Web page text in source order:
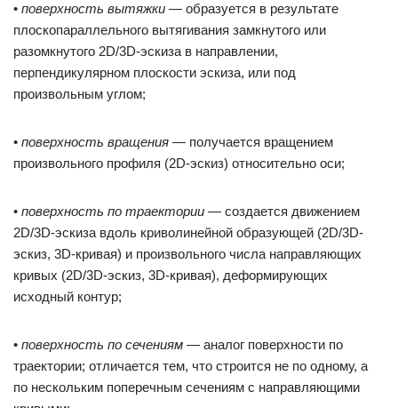
• поверхность вытяжки — образуется в результате
плоскопараллельного вытягивания замкнутого или
разомкнутого 2D/3D-эскиза в направлении,
перпендикулярном плоскости эскиза, или под
произвольным углом;
• поверхность вращения — получается вращением
произвольного профиля (2D-эскиз) относительно оси;
• поверхность по траектории — создается движением
2D/3D-эскиза вдоль криволинейной образующей (2D/3D-
эскиз, 3D-кривая) и произвольного числа направляющих
кривых (2D/3D-эскиз, 3D-кривая), деформирующих
исходный контур;
• поверхность по сечениям — аналог поверхности по
траектории; отличается тем, что строится не по одному, а
по нескольким поперечным сечениям с направляющими